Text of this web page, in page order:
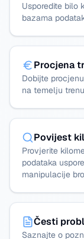
Usporedite bilo
bazama
Procjena
Dobijte
na temelju
Povijest
Provjerite
podataka
manipulacije
Česti
Saznajte o